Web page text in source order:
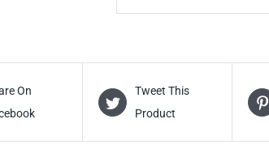
On
Tweet This
Product